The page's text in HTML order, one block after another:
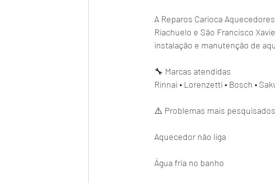
A Reparos Carioca
Riachuelo e São Francisco
instalação e manutenção de
🔧 Marcas atendidas
Rinnai • Lorenzetti • Bosch •
⚠️ Problemas mais
Aquecedor não liga
Água fria no banho